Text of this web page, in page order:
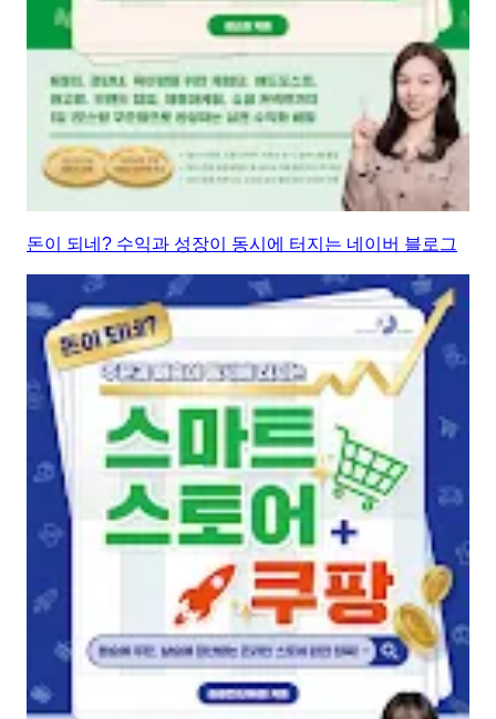
돈이 되네? 수익과 성장이 동시에 터지는 네이버 블로그